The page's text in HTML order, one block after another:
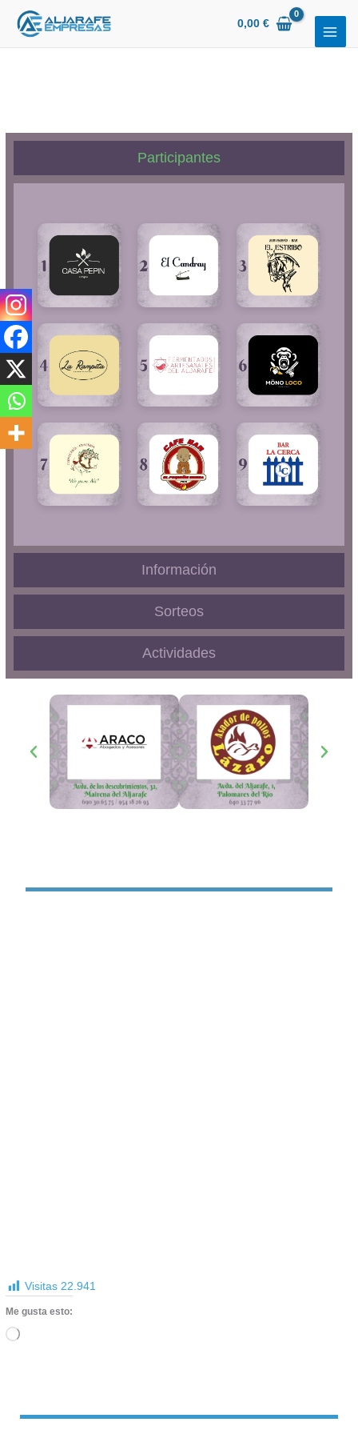
contenido
0,00€
Participantes
Información
Sorteos
Actividades
Visitas 22.941
Me gusta esto:
Cargando...